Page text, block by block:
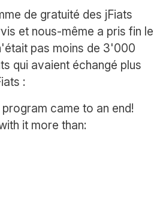
de gratuité des jFiats
et nous-même a pris fin le
pas moins de 3'000
qui avaient échangé plus
:
program came to an end!
it more than: